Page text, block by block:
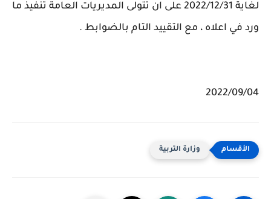
لغاية 2022/12/31 على ان تتولى المديريات العامة تنفيذ ما
ورد في اعلاه ، مع التقييد التام بالضوابط .
2022/09/04
وزارة التربية